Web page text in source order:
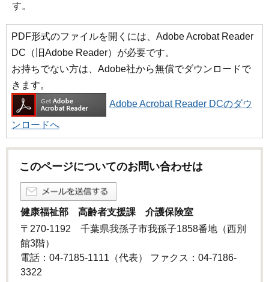
す。
PDF形式のファイルを開くには、Adobe Acrobat Reader
DC（旧Adobe Reader）が必要です。
お持ちでない方は、Adobe社から無償でダウンロードで
きます。
Adobe Acrobat Reader DCのダウ
ンロードへ
このページについてのお問い合わせは
健康福祉部 高齢者支援課 介護保険室
〒270-1192 千葉県我孫子市我孫子1858番地（西別
館3階）
電話：04-7185-1111（代表） ファクス：04-7186-
3322